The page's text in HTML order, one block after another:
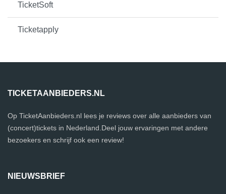
TicketSoft
Ticketapply
TICKETAANBIEDERS.NL
Op TicketAanbieders.nl lees je reviews over alle aanbieders van
(concert)tickets in Nederland.Deel jouw ervaringen met andere
bezoekers en schrijf ook een review!
NIEUWSBRIEF